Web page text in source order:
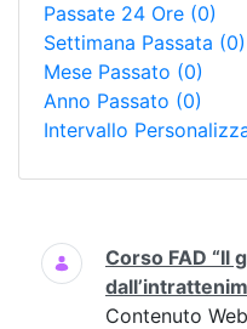
Passate 24 Ore (0)
Settimana Passata (0)
Mese Passato (0)
Anno Passato (0)
Intervallo
Ricerca
Corso FAD “Il
Contenuto Web